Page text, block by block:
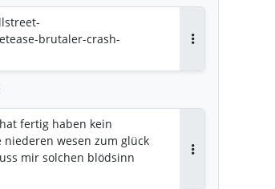
brutaler-crash-
fertig haben kein
wesen zum glück
mir solchen blödsinn